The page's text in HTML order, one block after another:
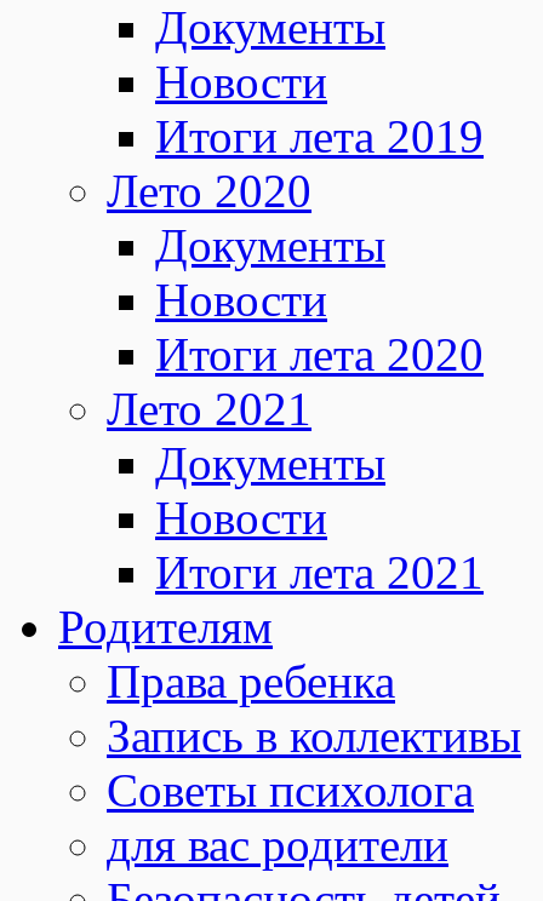
Документы
Новости
Итоги лета 2019
Лето 2020
Документы
Новости
Итоги лета 2020
Лето 2021
Документы
Новости
Итоги лета 2021
Родителям
Права ребенка
Запись в коллективы
Советы психолога
для вас родители